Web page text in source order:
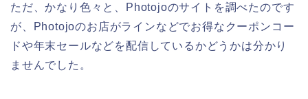
ただ、かなり色々と、Photojoのサイトを調べたのです
が、Photojoのお店がラインなどでお得なクーポンコー
ドや年末セールなどを配信しているかどうかは分かり
ませんでした。